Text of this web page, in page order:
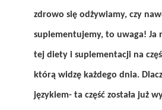
zdrowo się odżywiamy, czy
suplementujemy, to uwaga! Ja
tej diety i suplementacji na
którą widzę każdego dnia.
językiem- ta część została już